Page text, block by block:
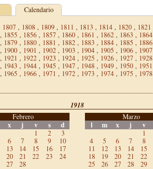
Calendario
1807 , 1808 , 1809 , 1811 , 1813 , 1814 , 1820 , 1821
, 1855 , 1856 , 1857 , 1860 , 1861 , 1862 , 1863 , 1864
, 1879 , 1880 , 1881 , 1882 , 1883 , 1884 , 1885 , 1886
, 1900 , 1901 , 1902 , 1903 , 1904 , 1905 , 1906 , 1907
, 1921 , 1922 , 1923 , 1924 , 1925 , 1926 , 1927 , 1928
, 1943 , 1944 , 1945 , 1947 , 1948 , 1949 , 1950 , 1951
, 1965 , 1966 , 1971 , 1972 , 1973 , 1974 , 1975 , 1978
1918
Febrero
x j v s d
1 2
3
6 7 8 9
10
13 14 15 16
17
20 21 22 23
24
27 28
Marzo
l m x j v
1
4
5 6 7 8
11
12 13 14 15
18
19 20 21 22
25
26 27 28 29